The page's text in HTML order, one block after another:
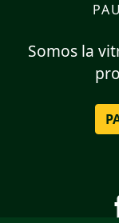
Somos la